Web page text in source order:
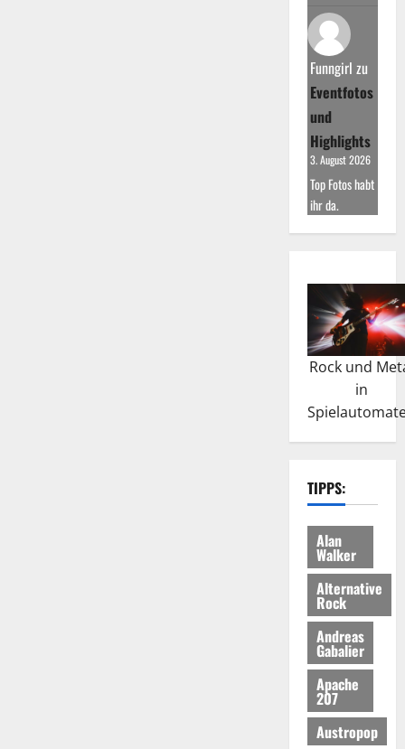
Funngirl zu
Eventfotos
und
Highlights
3. August 2026
Top Fotos habt
ihr da.
Rock und
in
TIPPS:
Alan
Walker
Alternative
Rock
Andreas
Gabalier
Apache
207
Austropop